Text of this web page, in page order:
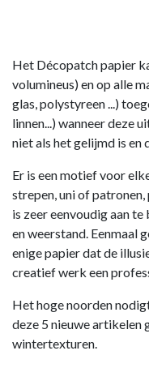
Het Décopatch papier
volumineus) en op alle
glas, polystyreen ...)
linnen...) wanneer deze
niet als het gelijmd is en
Er is een motief voor
strepen, uni of
is zeer eenvoudig aan
en weerstand. Eenmaal
enige papier dat de
creatief werk een
Het hoge noorden
deze 5 nieuwe artikelen
wintertexturen.